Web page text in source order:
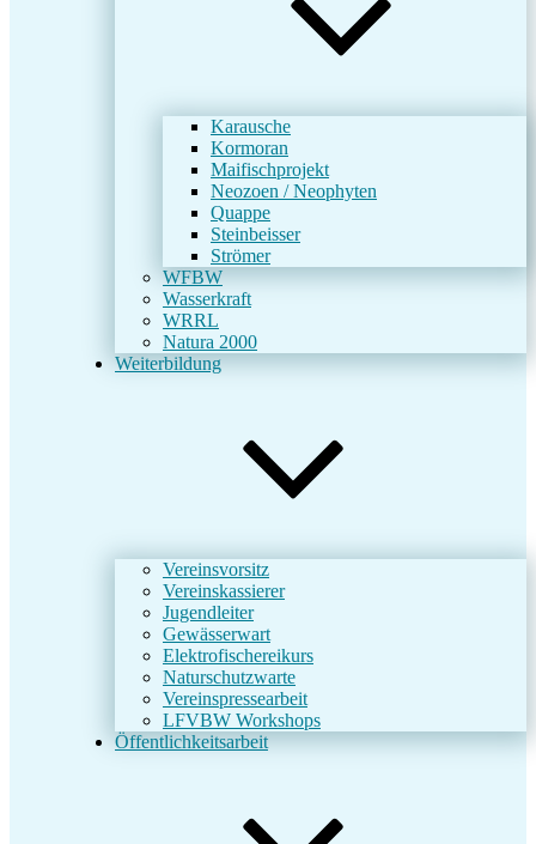
Karausche
Kormoran
Maifischprojekt
Neozoen / Neophyten
Quappe
Steinbeisser
Strömer
WFBW
Wasserkraft
WRRL
Natura 2000
Weiterbildung
Vereinsvorsitz
Vereinskassierer
Jugendleiter
Gewässerwart
Elektrofischereikurs
Naturschutzwarte
Vereinspressearbeit
LFVBW Workshops
Öffentlichkeitsarbeit